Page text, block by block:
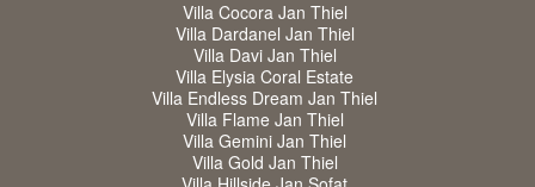
Villa Cocora Jan Thiel
Villa Dardanel Jan Thiel
Villa Davi Jan Thiel
Villa Elysia Coral Estate
Villa Endless Dream Jan Thiel
Villa Flame Jan Thiel
Villa Gemini Jan Thiel
Villa Gold Jan Thiel